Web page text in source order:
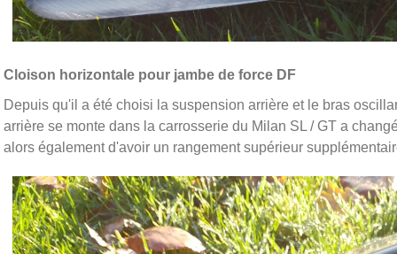
Cloison horizontale pour jambe de force DF
Depuis qu'il a été choisi la suspension arrière et le bras
arrière se monte dans la carrosserie du Milan SL / GT a
alors également d'avoir un rangement supérieur